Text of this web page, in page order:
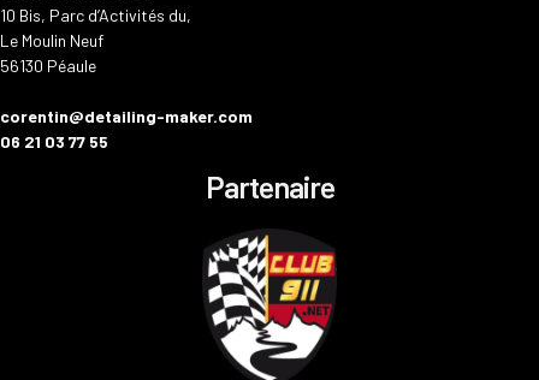
10 Bis, Parc d’Activités du,
Le Moulin Neuf
56130 Péaule
corentin@detailing-maker.com
06 21 03 77 55
Partenaire